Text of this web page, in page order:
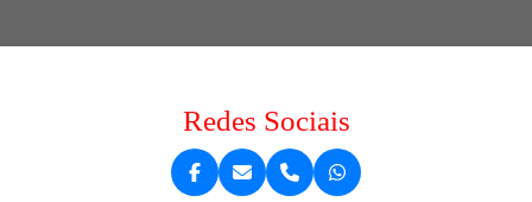
Redes Sociais